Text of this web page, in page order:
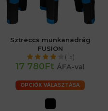
Sztreccs munkanadrág
FUSION
(1x)
17 780Ft ÁFA-val
OPCIÓK VÁLASZTÁSA